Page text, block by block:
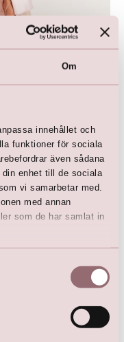
Om
innehållet och
funktioner för sociala
även sådana
enhet till de sociala
vi samarbetar med.
med annan
som de har samlat in
pastellfärger vara
Sommarens
vara en 'vit' brud i